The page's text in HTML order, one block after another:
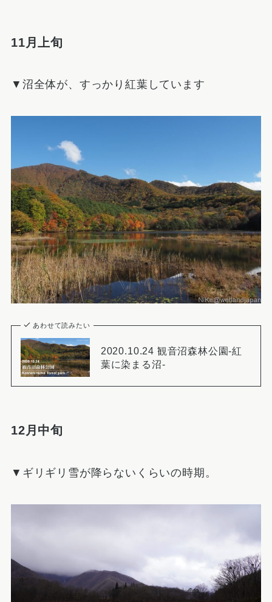
11月上旬
▼沼全体が、すっかり紅葉しています
あわせて読みたい
2020.10.24 観音沼森林公園-紅
葉に染まる沼-
12月中旬
▼ギリギリ雪が降らないくらいの時期。